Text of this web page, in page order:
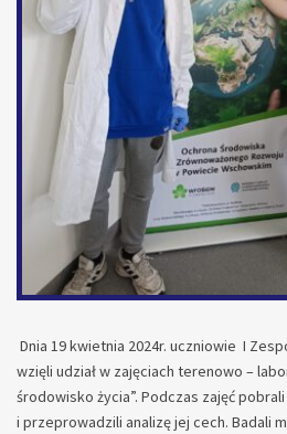
Dnia 19 kwietnia 2024r. uczniowie I
wzięli udział w zajęciach terenowo –
środowisko życia”. Podczas zajęć
i przeprowadzili analizę jej cech. Badali